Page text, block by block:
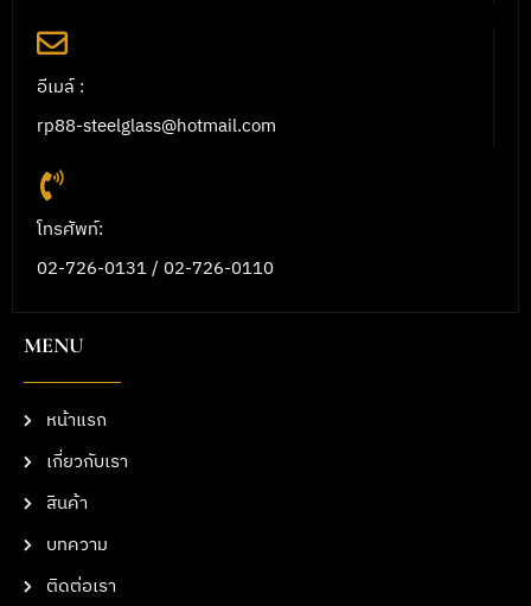
อีเมล์ :
rp88-steelglass@hotmail.com
โทรศัพท์:
02-726-0131 / 02-726-0110
MENU
หน้าแรก
เกี่ยวกับเรา
สินค้า
บทความ
ติดต่อเรา